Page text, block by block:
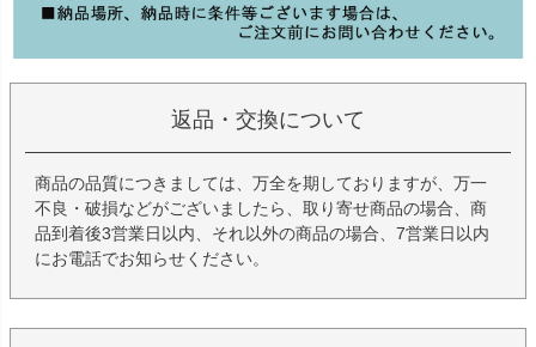
返品・交換について
商品の品質につきましては、万全を期しておりますが、万一
不良・破損などがございましたら、取り寄せ商品の場合、商
品到着後3営業日以内、それ以外の商品の場合、7営業日以内
にお電話でお知らせください。